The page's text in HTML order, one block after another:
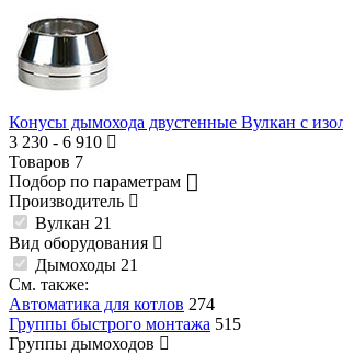
Конусы дымохода двустенные Вулкан с
3 230 - 6 910
Товаров 7
Подбор по параметрам
Производитель
Вулкан 21
Вид оборудования
Дымоходы 21
См. также:
Автоматика для котлов 274
Группы быстрого монтажа 515
Группы дымоходов